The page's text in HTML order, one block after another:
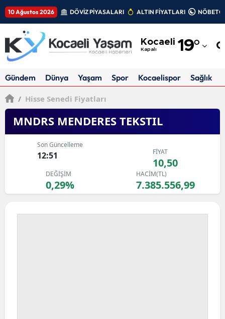
10 Ağustos 2026 DÖVİZ PİYASALARI ALTIN FİYATLARI
Kocaeli
Kapalı 19°
Adıyaman
Ankara
Antalya
Artvin
Aydın
Balıkesir
Gündem Dünya Yaşam Spor Kocaelispor Sağlık
/ Hisse Senedi Fiyatları
MNDRS MENDERES TEKSTIL
Son Güncelleme
12:51 FİYAT
10,50
DEĞİŞİM
0,29%
HACİM(TL)
7.385.556,99